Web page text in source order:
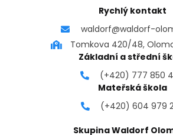
Rychlý kontakt
waldorf@waldorf-
Tomkova 420/48,
Základní a střední
(+420) 777 850
Mateřská škola
(+420) 604 979
Skupina Waldorf